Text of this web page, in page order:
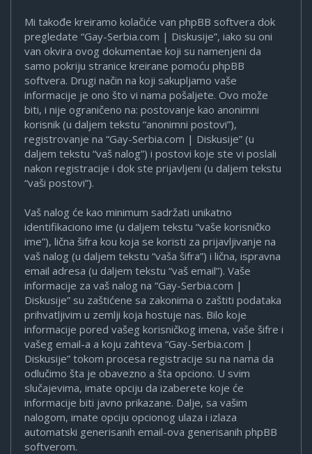
Mi takođe kreiramo kolačiće van phpBB softvera dok
pregledate “Gay-Serbia.com | Diskusije”, iako su oni
van okvira ovog dokumentae koji su namenjeni da
samo pokriju stranice kreirane pomoću phpBB
softvera. Drugi način na koji sakupljamo vaše
informacije je ono što vi nama pošaljete. Ovo može
biti, i nije ograničeno na: postovanje kao anonimni
korisnik (u daljem tekstu “anonimni postovi”),
registrovanje na “Gay-Serbia.com | Diskusije” (u
daljem tekstu “vaš nalog”) i postovi koje ste vi poslali
nakon registracije i dok ste prijavljeni (u daljem tekstu
“vaši postovi”).
Vaš nalog će kao minimum sadržati unikatno
identifikaciono ime (u daljem tekstu “vaše korisničko
ime”), lična šifra kou koja se koristi za prijavljivanje na
vaš nalog (u daljem tekstu “vaša šifra”) i lična, ispravna
email adresa (u daljem tekstu “vaš email”). Vaše
informacije za vaš nalog na “Gay-Serbia.com |
Diskusije” su zaštićene sa zakonima o zaštiti podataka
prihvatljivim u zemlji koja hostuje nas. Bilo koje
informacije pored vašeg korisničkog imena, vaše šifre i
vašeg email-a a koju zahteva “Gay-Serbia.com |
Diskusije” tokom procesa registracije su na nama da
odlučimo šta je obavezno a šta opciono. U svim
slučajevima, imate opciju da izaberete koje će
informacije biti javno prikazane. Dalje, sa vašim
nalogom, imate opciju opcionog ulaza i izlaza
automatski generisanih email-ova generisanih phpBB
softverom.